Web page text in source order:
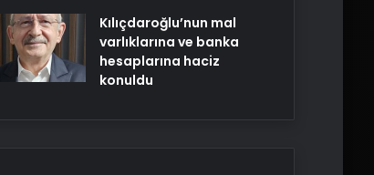
Kılıçdaroğlu’nun mal
varlıklarına ve banka
hesaplarına haciz
konuldu